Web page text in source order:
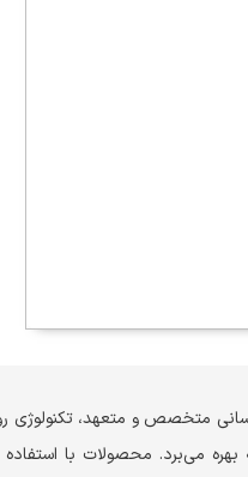
متخصص و متعهد، تکنولوژی
بهره می‌برد. محصولات با استفاده